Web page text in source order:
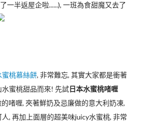
一半返屋企啦......), 一班為食甜魔又去了
蜜桃慕絲餅, 非常難忘, 其實大家都是衝著
蜜桃甜品而來! 先試日本水蜜桃啫喱
啫喱, 夾著鮮奶及忌廉做的意大利奶凍,
, 再加上面層的超美味juicy水蜜桃, 非常